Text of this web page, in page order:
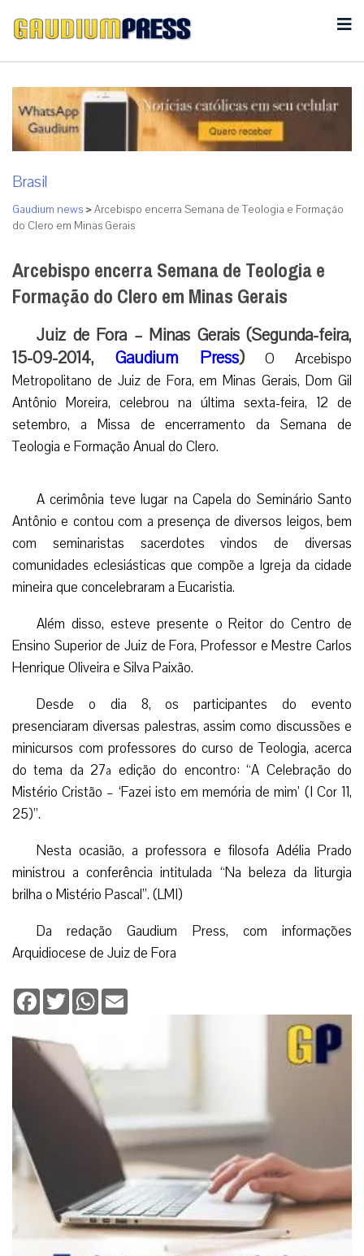
Brasil
Gaudium news >Arcebispo encerra Semana de Teologia e Formação
do Clero em Minas Gerais
Arcebispo encerra Semana de Teologia e
Formação do Clero em Minas Gerais
Juiz de Fora – Minas Gerais (Segunda-feira,
15-09-2014,Gaudium Press)O Arcebispo
Metropolitano de Juiz de Fora, em Minas Gerais, Dom Gil
Antônio Moreira, celebrou na última sexta-feira, 12 de
setembro, a Missa de encerramento da Semana de
Teologia e Formação Anual do Clero.
A cerimônia teve lugar na Capela do Seminário Santo
Antônio e contou com a presença de diversos leigos, bem
com seminaristas sacerdotes vindos de diversas
comunidades eclesiásticas que compõe a Igreja da cidade
mineira que concelebraram a Eucaristia.
Além disso, esteve presente o Reitor do Centro de
Ensino Superior de Juiz de Fora, Professor e Mestre Carlos
Henrique Oliveira e Silva Paixão.
Desde o dia 8, os participantes do evento
presenciaram diversas palestras, assim como discussões e
minicursos com professores do curso de Teologia, acerca
do tema da 27ª edição do encontro: “A Celebração do
Mistério Cristão – ‘Fazei isto em memória de mim’ (I Cor 11,
25)”.
Nesta ocasião, a professora e filosofa Adélia Prado
ministrou a conferência intitulada “Na beleza da liturgia
brilha o Mistério Pascal”. (LMI)
Da redação Gaudium Press, com informações
Arquidiocese de Juiz de Fora
Facebook
TwitterWhatsApp